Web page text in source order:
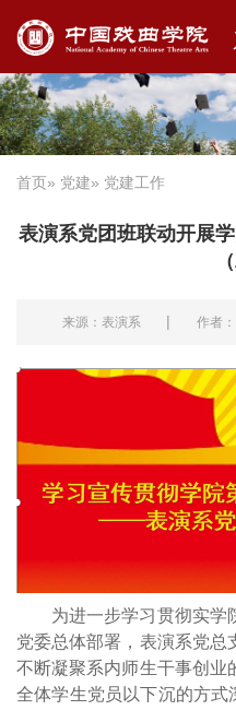
首页» 党建» 党建工作
表演系党团班联动开展
来源：表演系 | 作者：
为进一步学习贯彻实学
党委总体部署，表演系党总
不断凝聚系内师生干事创业
全体学生党员以下沉的方式